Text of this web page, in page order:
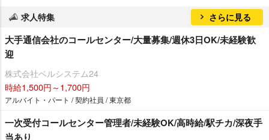
求人特集 さらに見る
大手通信会社のコールセンター/大量募集/週休3日OK/未経験歓
迎
株式会社ベルシステム24
時給1,500円～1,700円
アルバイト・パート / 契約社員 / 東京都
一次受付コールセンター管理者/未経験OK/高時給/駅チカ/深夜手
当あり